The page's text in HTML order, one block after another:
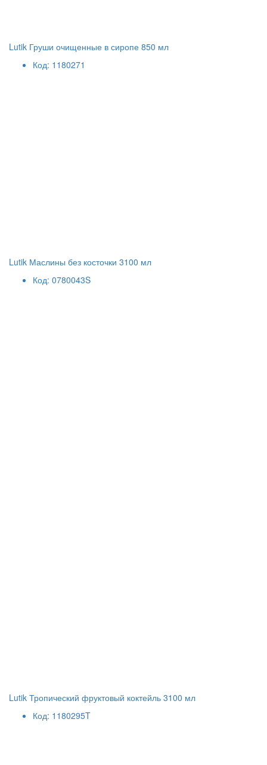
Lutik Груши очищенные в сиропе 850 мл
Код: 1180271
Lutik Маслины без косточки 3100 мл
Код: 0780043S
Lutik Тропический фруктовый коктейль 3100 мл
Код: 1180295T